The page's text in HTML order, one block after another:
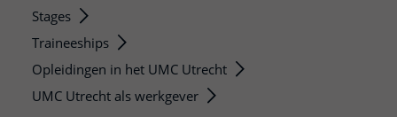
Stages
Traineeships
Opleidingen in het UMC Utrecht
UMC Utrecht als werkgever